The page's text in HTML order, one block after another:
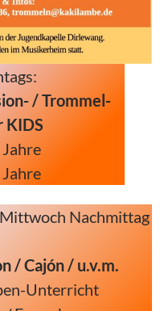
/ Trommel-
KIDS
Nachmittag
/ Cajón / u.v.m.
Unterricht